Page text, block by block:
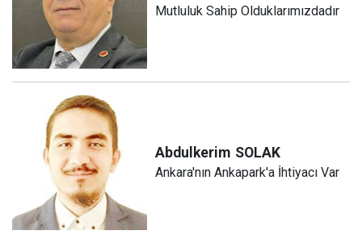
Mutluluk Sahip Olduklarımızdadır
Abdulkerim SOLAK
Ankara'nın Ankapark'a İhtiyacı Var